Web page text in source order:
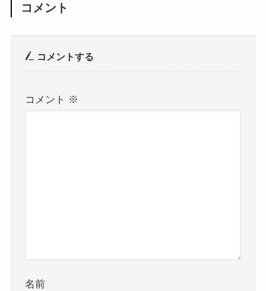
コメント
コメントする
コメント ※
名前